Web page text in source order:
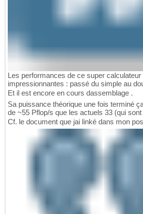
Les performances de ce super calculateur
impressionnantes : passé du simple au
Et il est encore en cours dassemblage .
Sa puissance théorique une fois terminé
de ~55 Pflop/s que les actuels 33 (qui
Cf. le document que jai linké dans mon